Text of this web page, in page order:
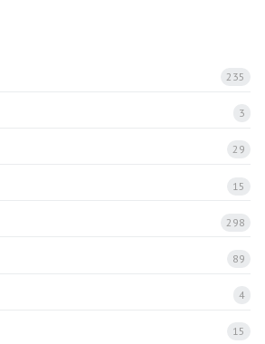
235
3
29
15
298
89
4
15